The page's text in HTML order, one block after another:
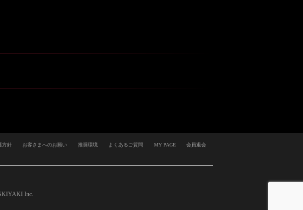
方針 お客さまへのお願い 推奨環境 よくあるご質問 MY PAGE 会員退会
Inc.